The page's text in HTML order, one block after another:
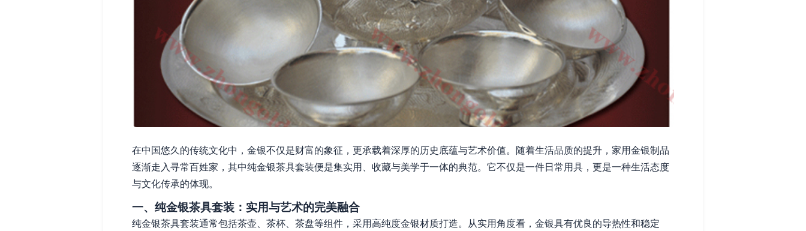
在中国悠久的传统文化中，金银不仅是财富的象征，更承载着深厚的历史底蕴与艺术价值。随着生活品质的提升，家用金银制品
逐渐走入寻常百姓家，其中纯金银茶具套装便是集实用、收藏与美学于一体的典范。它不仅是一件日常用具，更是一种生活态度
与文化传承的体现。
一、纯金银茶具套装：实用与艺术的完美融合
纯金银茶具套装通常包括茶壶、茶杯、茶盘等组件，采用高纯度金银材质打造。从实用角度看，金银具有优良的导热性和稳定